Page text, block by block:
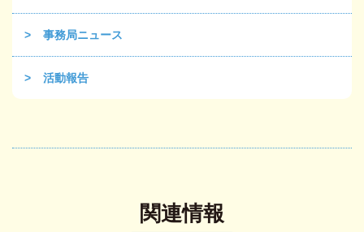
事務局ニュース
活動報告
関連情報